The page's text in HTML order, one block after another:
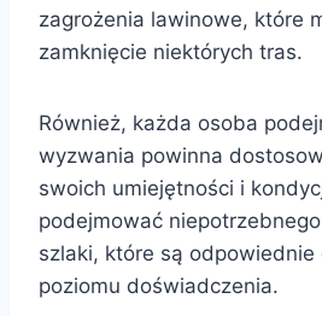
zagrożenia lawinowe, które
zamknięcie niektórych tras.
Również, każda osoba
wyzwania powinna
swoich umiejętności i
podejmować
szlaki, które są odpowiednie
poziomu doświadczenia.